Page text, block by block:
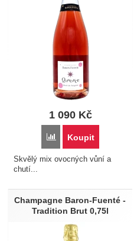
1 090 Kč
Porovnat
Koupit
Skvělý mix ovocných vůní a
chutí...
Champagne Baron-Fuenté -
Tradition Brut 0,75l